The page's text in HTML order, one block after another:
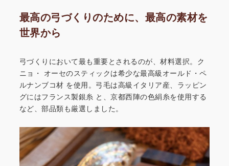
最高の弓づくりのために、最高の素材を
世界から
弓づくりにおいて最も重要とされるのが、材料選択。ク
ニョ・ オーセのスティックは希少な最高級オールド・ペ
ルナンブコ材 を使用。弓毛は高級イタリア産、ラッピン
グにはフランス製銀糸 と、京都西陣の色絹糸を使用する
など、部品類も厳選しました。